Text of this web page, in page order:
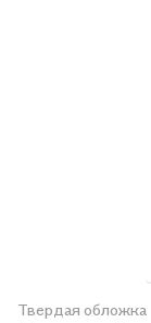
Твердая обложка